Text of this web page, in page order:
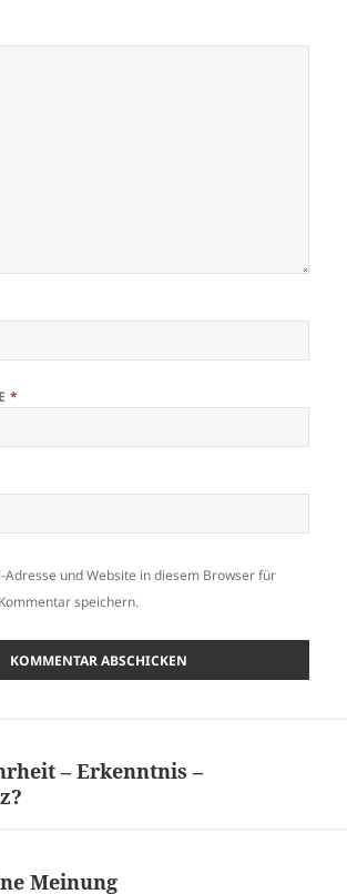
*
Adresse und Website in diesem Browser für
speichern.
– Erkenntnis –
Meinung